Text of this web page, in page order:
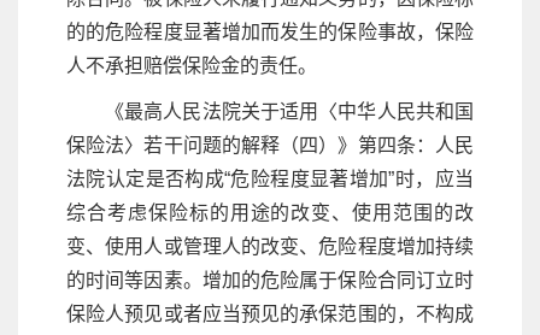
的的危险程度显著增加而发生的保险事故，保险
人不承担赔偿保险金的责任。
《最高人民法院关于适用〈中华人民共和国
保险法〉若干问题的解释（四）》第四条：人民
法院认定是否构成“危险程度显著增加”时，应当
综合考虑保险标的用途的改变、使用范围的改
变、使用人或管理人的改变、危险程度增加持续
的时间等因素。增加的危险属于保险合同订立时
保险人预见或者应当预见的承保范围的，不构成